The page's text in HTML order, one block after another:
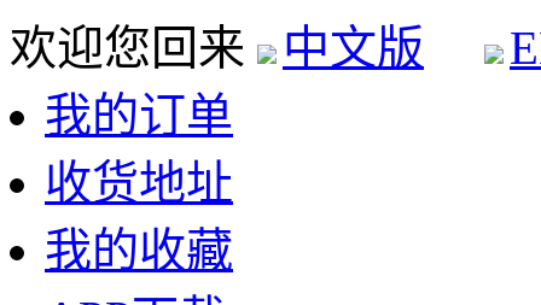
欢迎您回来 中文版
我的订单
收货地址
我的收藏